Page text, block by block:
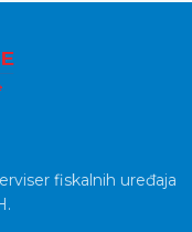
fiskalnih uređaja